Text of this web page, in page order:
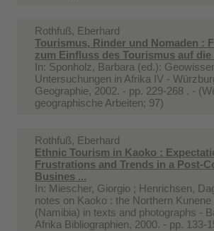
Rothfuß, Eberhard
Tourismus, Rinder und Nomaden :
zum Einfluss des Tourismus auf die
In: Sponholz, Barbara (ed.):
Untersuchungen in Afrika IV -
Geographie, 2002. - pp. 229-268 . -
geographische Arbeiten; 97)
Rothfuß, Eberhard
Ethnic Tourism in Kaoko :
Frustrations and Trends in a Post-
Busines ...
In: Miescher, Giorgio ; Henrichsen,
notes on Kaoko : the Northern Kunene
(Namibia) in texts and photographs -
Afrika Bibliographien, 2000. - pp. 133-